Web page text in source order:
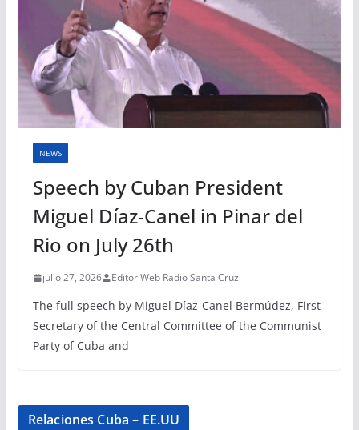
NEWS
Speech by Cuban President
Miguel Díaz-Canel in Pinar del
Rio on July 26th
julio 27, 2026 Editor Web Radio Santa Cruz
The full speech by Miguel Díaz-Canel Bermúdez, First
Secretary of the Central Committee of the Communist
Party of Cuba and
Relaciones Cuba – EE.UU